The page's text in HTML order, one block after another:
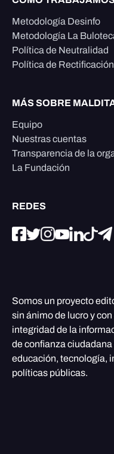
Metodología Desinfo
Metodología La
Política de Neutralidad
Política de Rectificación
MÁS SOBRE
Equipo
Nuestras cuentas
Transparencia de la
La Fundación
REDES
Somos un proyecto
sin ánimo de lucro y
integridad de la
de confianza
educación, tecnología,
políticas públicas.